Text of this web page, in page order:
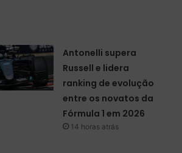
Antonelli supera
Russell e lidera
ranking de evolução
entre os novatos da
Fórmula 1 em 2026
14 horas atrás